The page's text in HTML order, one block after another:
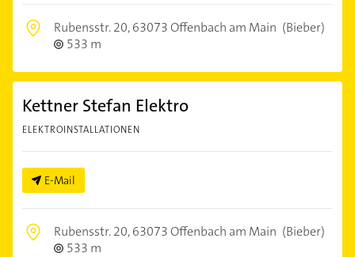
Rubensstr. 20,63073 Offenbach am Main (Bieber)
533 m
Kettner Stefan Elektro
ELEKTROINSTALLATIONEN
E-Mail
Rubensstr. 20,63073 Offenbach am Main (Bieber)
533 m